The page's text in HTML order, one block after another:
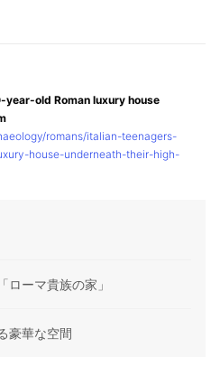
old Roman luxury house
romans/italian-teenagers-
house-underneath-their-high-
ーマ貴族の家」
豪華な空間